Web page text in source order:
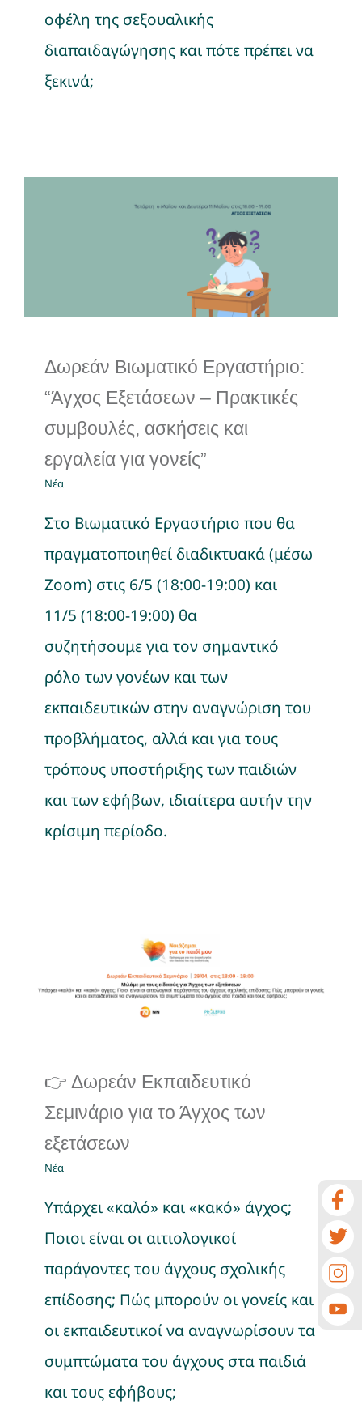
οφέλη της σεξουαλικής
διαπαιδαγώγησης και πότε πρέπει να
ξεκινά;
Δωρεάν Βιωματικό
Εργαστήριο: “Άγχος
Εξετάσεων – Πρακτικές
συμβουλές, ασκήσεις και
εργαλεία για γονείς”
Νέα
Δωρεάν Βιωματικό Εργαστήριο:
“Άγχος Εξετάσεων – Πρακτικές
συμβουλές, ασκήσεις και
εργαλεία για γονείς”
Νέα
Στο Βιωματικό Εργαστήριο που θα
πραγματοποιηθεί διαδικτυακά (μέσω
Zoom) στις 6/5 (18:00-19:00) και
11/5 (18:00-19:00) θα
συζητήσουμε για τον σημαντικό
ρόλο των γονέων και των
εκπαιδευτικών στην αναγνώριση του
προβλήματος, αλλά και για τους
τρόπους υποστήριξης των παιδιών
και των εφήβων, ιδιαίτερα αυτήν την
κρίσιμη περίοδο.
👉 Δωρεάν Εκπαιδευτικό
Σεμινάριο για το Άγχος
των εξετάσεων
👉 Δωρεάν Εκπαιδευτικό
Σεμινάριο για το Άγχος των
εξετάσεων
Νέα
Υπάρχει «καλό» και «κακό» άγχος;
Ποιοι είναι οι αιτιολογικοί
παράγοντες του άγχους σχολικής
επίδοσης; Πώς μπορούν οι γονείς και
οι εκπαιδευτικοί να αναγνωρίσουν τα
συμπτώματα του άγχους στα παιδιά
και τους εφήβους;